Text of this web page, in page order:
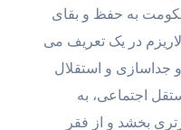
حکومت به حفظ و بقای
در یک تعریف می
جداسازی و استقلال
اجتماعی، به
بخشد و از فقر